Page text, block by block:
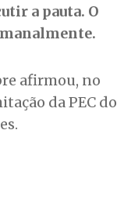
a pauta. O
afirmou, no
da PEC do